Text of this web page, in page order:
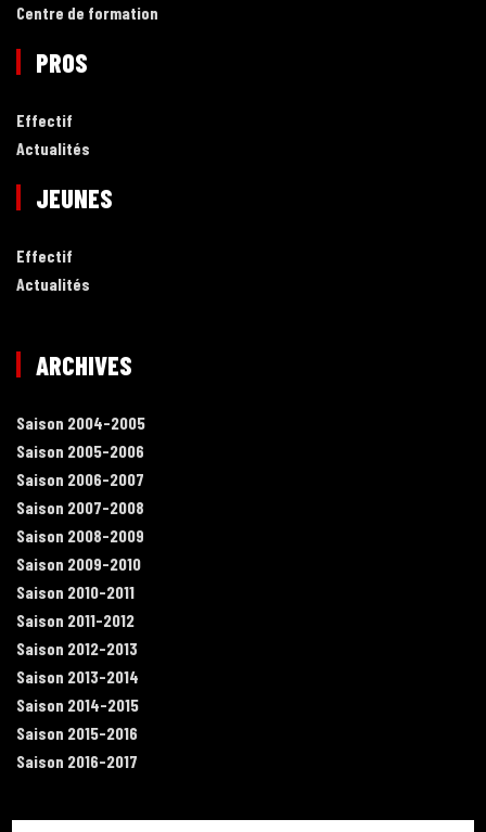
Centre de formation
PROS
Effectif
Actualités
JEUNES
Effectif
Actualités
ARCHIVES
Saison 2004-2005
Saison 2005-2006
Saison 2006-2007
Saison 2007-2008
Saison 2008-2009
Saison 2009-2010
Saison 2010-2011
Saison 2011-2012
Saison 2012-2013
Saison 2013-2014
Saison 2014-2015
Saison 2015-2016
Saison 2016-2017